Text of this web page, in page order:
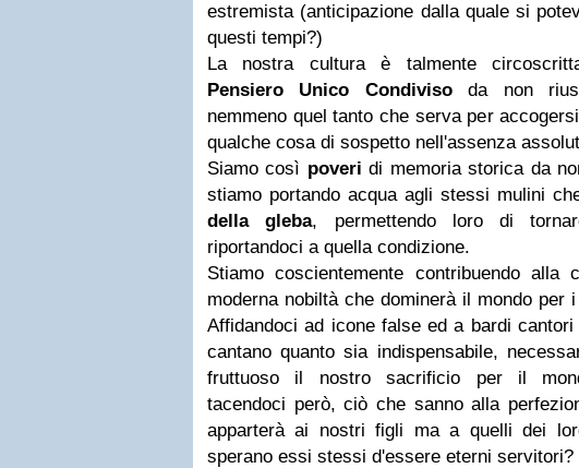
estremista (anticipazione dalla quale si
questi tempi?)
La nostra cultura è talmente
Pensiero Unico Condivisoda non
nemmeno quel tanto che serva per
qualche cosa di sospetto nell'assenza
Siamo così poveri di memoria storica da
stiamo portando acqua agli stessi mulini
della gleba, permettendo loro di
riportandoci a quella condizione.
Stiamo coscientemente contribuendo alla
moderna nobiltà che dominerà il mondo per
Affidandoci ad icone false ed a bardi
cantano quanto sia indispensabile,
fruttuoso il nostro sacrificio per il
tacendoci però, ciò che sanno alla
apparterà ai nostri figli ma a quelli dei
sperano essi stessi d'essere eterni servitori?